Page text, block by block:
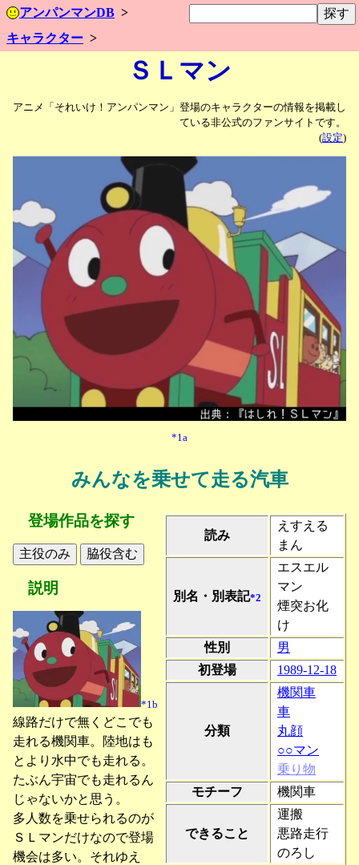
アンパンマンDB
キャラクター
ＳＬマン
アニメ「それいけ！アンパンマン」登場のキャラクターの情報を掲載し
ている非公式のファンサイトです。
(設定)
*1a
みんなを乗せて走る汽車
読み
えすえる
まん
別名・別表記*2
エスエル
マン
煙突お化
け
性別
男
初登場
1989-12-18
分類
機関車
車
丸顔
○○マン
乗り物
モチーフ
機関車
できること
運搬
悪路走行
のろし
登場作品を探す
説明
*1b
線路だけで無くどこでも
走れる機関車。陸地はも
とより水中でも走れる。
たぶん宇宙でも走れるん
じゃないかと思う。
多人数を乗せられるのが
ＳＬマンだけなので登場
機会は多い。それゆえ